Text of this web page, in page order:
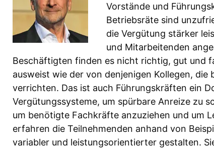
Vorstände und
Betriebsräte sind
die Vergütung stärker
und Mitarbeitenden
Beschäftigten finden es nicht richtig, gut und
ausweist wie der von denjenigen Kollegen,
verrichten. Das ist auch Führungskräften ein
Vergütungssysteme, um spürbare Anreize zu
um benötigte Fachkräfte anzuziehen und um
erfahren die Teilnehmenden anhand von
variabler und leistungsorientierter gestalten.